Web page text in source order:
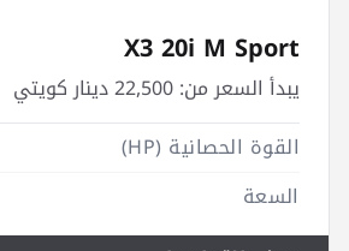
X3 20i M Sport
يبدأ السعر من:
القوة الحصانية (HP)
السعة